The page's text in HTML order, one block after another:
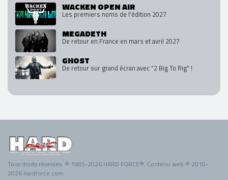
WACKEN OPEN AIR
Les premiers noms de l'édition 2027
MEGADETH
De retour en France en mars et avril 2027
GHOST
De retour sur grand écran avec "2 Big To Rig" !
Tous droits réservés. © 1985-2026 HARD FORCE®. Contenu web © 2010-
2026 hardforce.com